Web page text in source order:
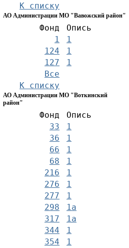
К списку
АО Администрации МО "Вавожский район"
Фонд
Опись
1
1
124
1
127
1
Все
К списку
АО Администрации МО "Воткинский
район"
Фонд
Опись
33
1
36
1
66
1
68
1
216
1
276
1
277
1
298
1а
317
1а
344
1
354
1